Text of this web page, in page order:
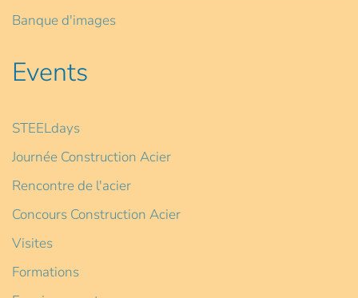
Banque d'images
Events
STEELdays
Journée Construction Acier
Rencontre de l'acier
Concours Construction Acier
Visites
Formations